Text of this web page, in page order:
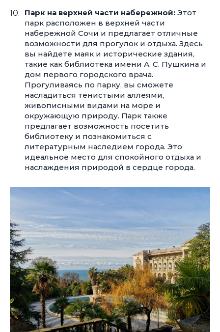
Парк на верхней части набережной: Этот
парк расположен в верхней части
набережной Сочи и предлагает отличные
возможности для прогулок и отдыха. Здесь
вы найдете маяк и исторические здания,
такие как библиотека имени А. С. Пушкина и
дом первого городского врача.
Прогуливаясь по парку, вы сможете
насладиться тенистыми аллеями,
живописными видами на море и
окружающую природу. Парк также
предлагает возможность посетить
библиотеку и познакомиться с
литературным наследием города. Это
идеальное место для спокойного отдыха и
наслаждения природой в сердце города.